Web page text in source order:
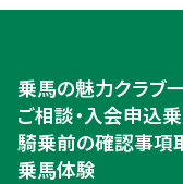
入会のご相談
ご相談・入会申
乗馬の魅力クラブ
ご相談・入会申込
騎乗前の確認事項
乗馬体験